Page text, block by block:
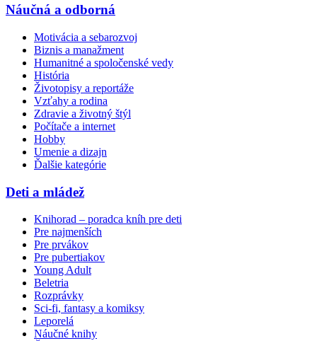
Náučná a odborná
Motivácia a sebarozvoj
Biznis a manažment
Humanitné a spoločenské vedy
História
Životopisy a reportáže
Vzťahy a rodina
Zdravie a životný štýl
Počítače a internet
Hobby
Umenie a dizajn
Ďalšie kategórie
Deti a mládež
Knihorad – poradca kníh pre deti
Pre najmenších
Pre prvákov
Pre pubertiakov
Young Adult
Beletria
Rozprávky
Sci-fi, fantasy a komiksy
Leporelá
Náučné knihy